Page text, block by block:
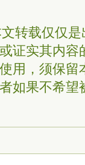
转载仅仅
证实其内
用，须保
如果不希